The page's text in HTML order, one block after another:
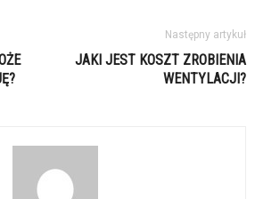
Następny artykuł
JAKI JEST KOSZT ZROBIENIA
WENTYLACJI?